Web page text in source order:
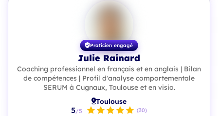
Praticien engagé
Julie Rainard
Coaching professionnel en français et en anglais | Bilan
de compétences | Profil d'analyse comportementale
SERUM à Cugnaux, Toulouse et en visio.
Toulouse
5/5 (30)